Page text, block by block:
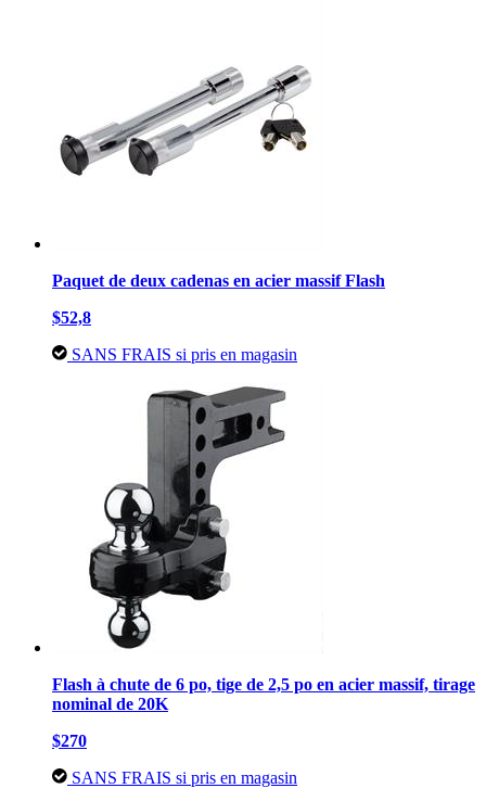
Paquet de deux cadenas en acier massif Flash
$52,8
SANS FRAIS si pris en magasin
Flash à chute de 6 po, tige de 2,5 po en acier massif, tirage
nominal de 20K
$270
SANS FRAIS si pris en magasin